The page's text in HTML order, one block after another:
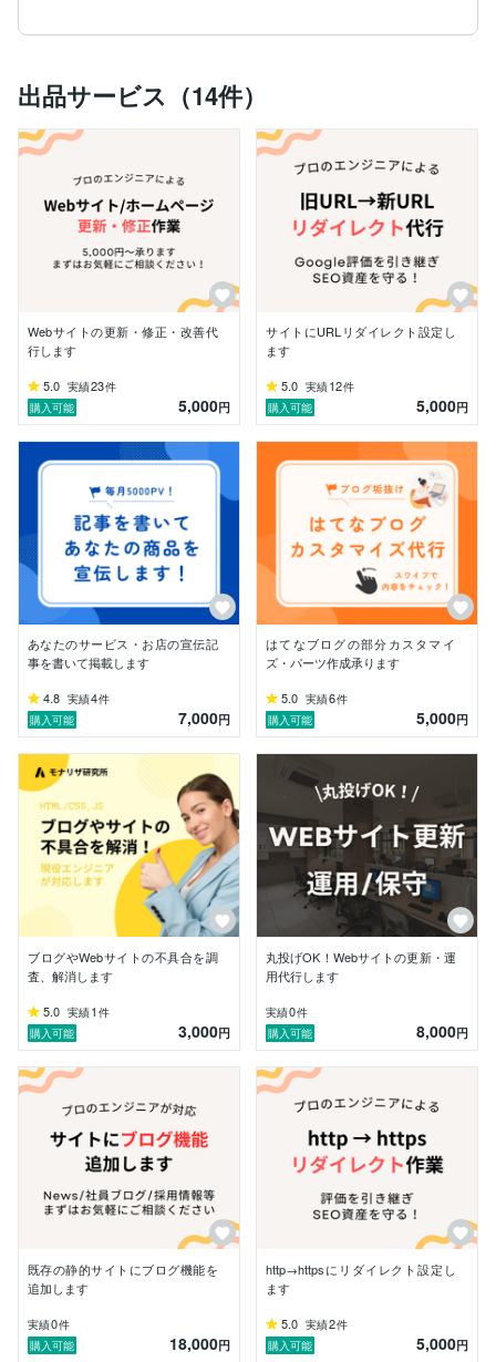
出品サービス（14件）
Webサイトの更新・修正・改善代
行します
5.0 実績23件
購入可能
5,000円
サイトにURLリダイレクト設定し
ます
5.0 実績12件
購入可能
5,000円
あなたのサービス・お店の宣伝記
事を書いて掲載します
4.8 実績4件
購入可能
7,000円
はてなブログの部分カスタマイ
ズ・パーツ作成承ります
5.0 実績6件
購入可能
5,000円
ブログやWebサイトの不具合を調
査、解消します
5.0 実績1 件
購入可能
3,000円
丸投げOK！Webサイトの更新・運
用代行します
実績0件
購入可能
8,000円
既存の静的サイトにブログ機能を
追加します
実績0件
購入可能
18,000円
http→httpsにリダイレクト設定し
ます
5.0 実績2件
購入可能
5,000円